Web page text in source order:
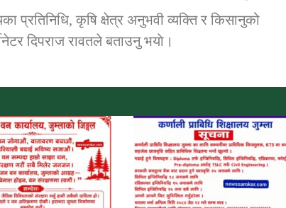
प्रतिनिधि, कृषि क्षेत्र अनुभवी व्यक्ति र किसानुको
दिपराज रावतले बताउनु भयाे।